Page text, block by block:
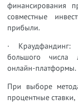
финансирования
совместные
прибыли.
· Краудфандинг:
большого числа
онлайн-платформы.
При выборе
процентные